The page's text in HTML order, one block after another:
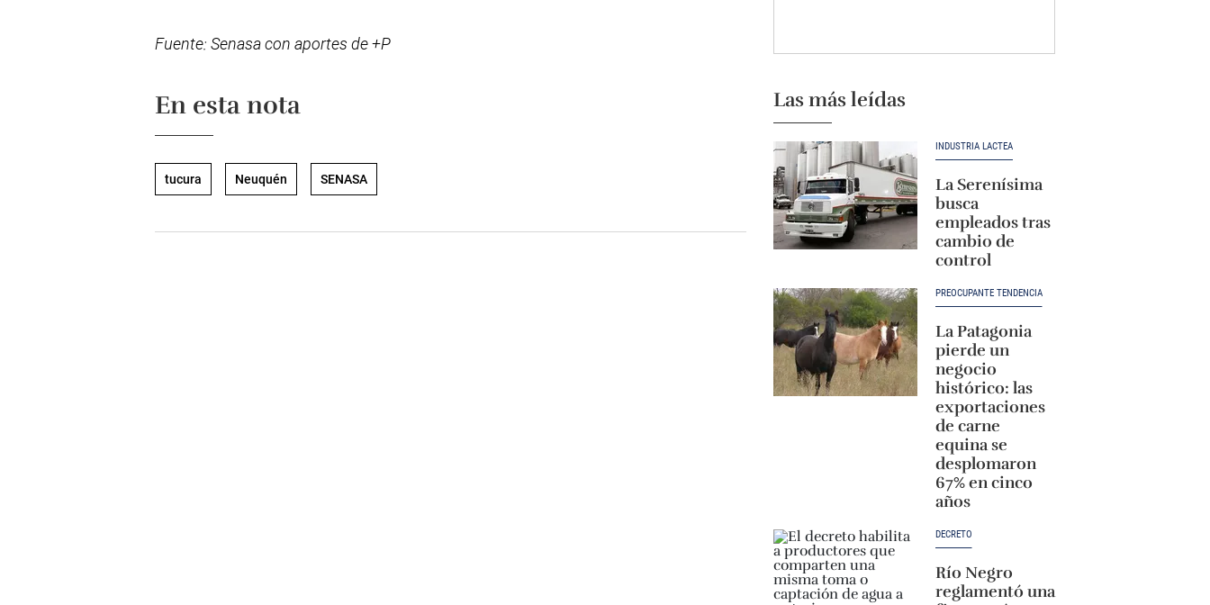
Fuente: Senasa con aportes de +P
En esta nota
tucura Neuquén SENASA
Las más leídas
INDUSTRIA LÁCTEA
La Serenísima
busca
empleados tras
cambio de
control
PREOCUPANTE TENDENCIA
La Patagonia
pierde un
negocio
histórico: las
exportaciones
de carne
equina se
desplomaron
67% en cinco
años
DECRETO
Río Negro
reglamentó una